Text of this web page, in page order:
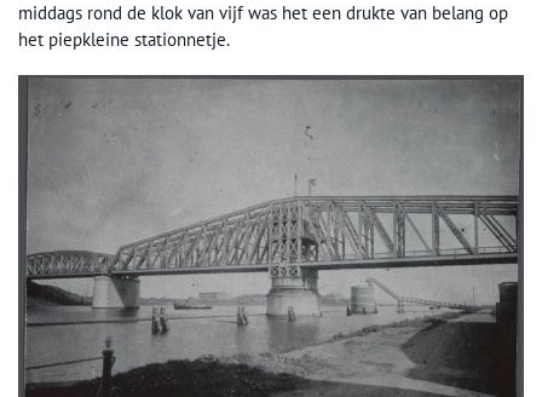
middags rond de klok van vijf was het een drukte van belang op
het piepkleine stationnetje.